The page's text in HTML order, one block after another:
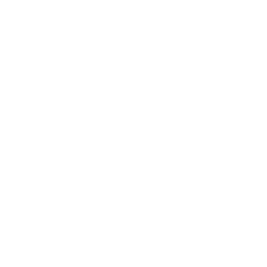
Arasa. Leia nossos conteúdos!
Arasa. Leia nossos conteúdos!